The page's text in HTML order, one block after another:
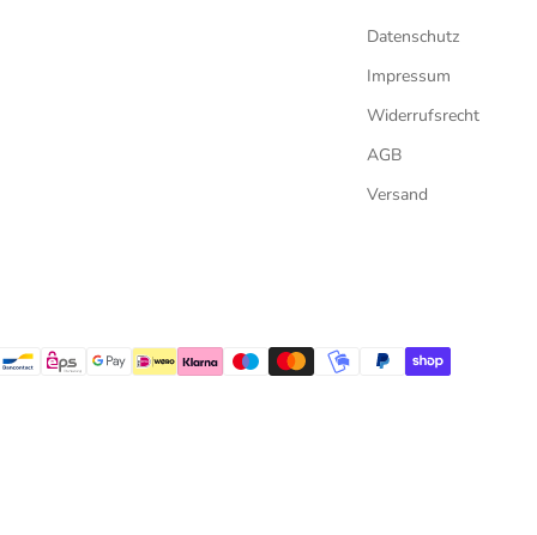
Datenschutz
Impressum
Widerrufsrecht
AGB
Versand